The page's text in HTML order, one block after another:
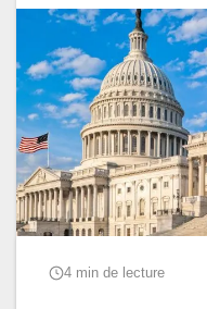
4 min de lecture